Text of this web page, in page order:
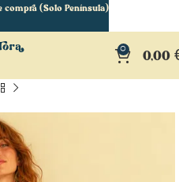
0 0,00
(Solo Península)